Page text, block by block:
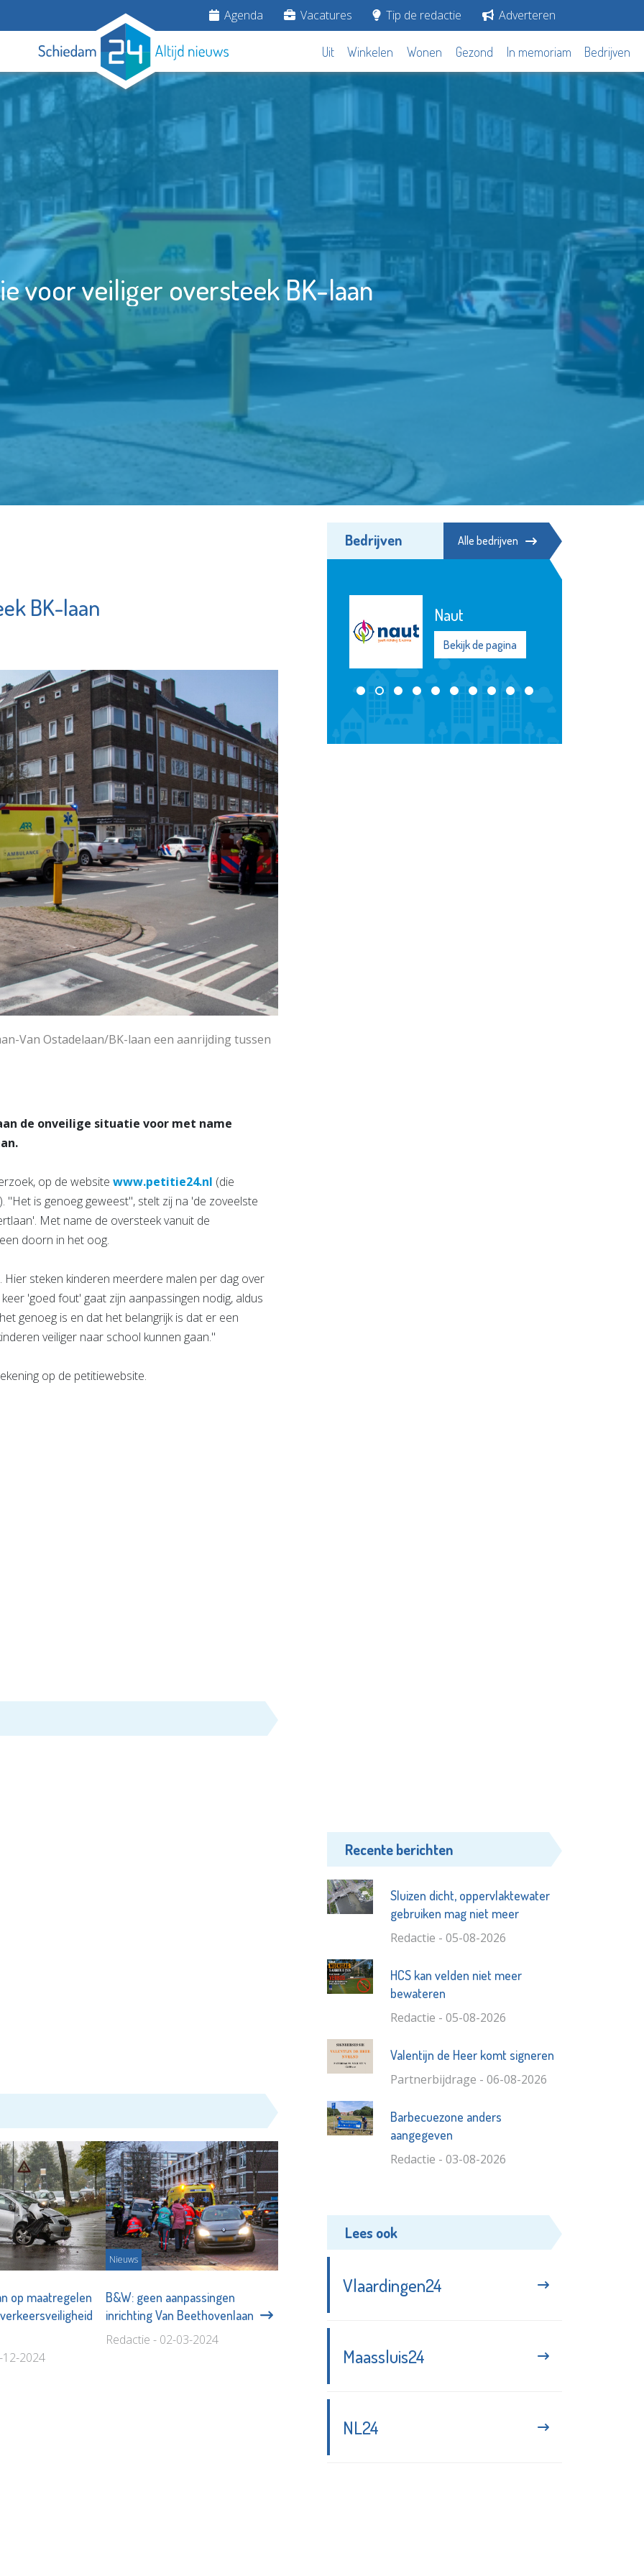
Agenda Vacatures Tip de redactie Adverteren
Uit Winkelen Wonen Gezond In memoriam Bedrijven
voor veiliger oversteek BK-laan
BK-laan
Van Ostadelaan/BK-laan een aanrijding tussen
de onveilige situatie voor met name
op de website www.petitie24.nl (die
is genoeg geweest", stelt zij na 'de zoveelste
Met name de oversteek vanuit de
doorn in het oog.
steken kinderen meerdere malen per dag over
'goed fout' gaat zijn aanpassingen nodig, aldus
genoeg is en dat het belangrijk is dat er een
veiliger naar school kunnen gaan."
op de petitiewebsite.
op maatregelen
12-2024
Nieuws
B&W: geen aanpassingen
inrichting Van Beethovenlaan
Redactie - 02-03-2024
Bedrijven Alle bedrijven
St.-Jozefmavo
Bekijk de pagina
Recente berichten
Sluizen dicht, oppervlaktewater
gebruiken mag niet meer
Redactie - 05-08-2026
HCS kan velden niet meer
bewateren
Redactie - 05-08-2026
Valentijn de Heer komt signeren
Partnerbijdrage - 06-08-2026
Barbecuezone anders
aangegeven
Redactie - 03-08-2026
Lees ook
Vlaardingen24
Maassluis24
NL24